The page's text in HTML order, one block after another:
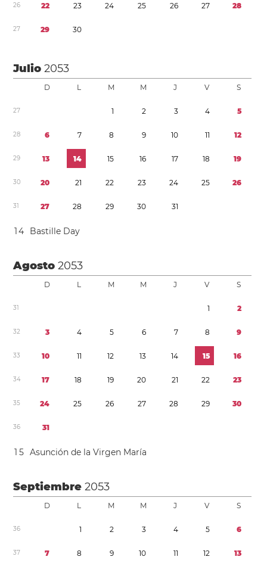
26 22 23 24 25 26 27 28
27 29 30
Julio2053
D L M M J V S
27 1 2 3 4 5
28 6 7 8 9 10 11 12
29 13 14 15 16 17 18 19
30 20 21 22 23 24 25 26
31 27 28 29 30 31
14 Bastille Day
Agosto2053
D L M M J V S
31 1 2
32 3 4 5 6 7 8 9
33 10 11 12 13 14 15 16
34 17 18 19 20 21 22 23
35 24 25 26 27 28 29 30
36 31
1 5 Asunción de la Virgen María
Septiembre2053
D L M M J V S
36 1 2 3 4 5 6
37 7 8 9 10 11 12 13